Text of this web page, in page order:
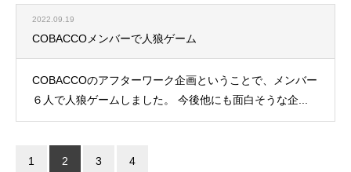
2022.09.19
COBACCOメンバーで人狼ゲーム
COBACCOのアフターワーク企画ということで、メンバー
６人で人狼ゲームしました。 今後他にも面白そうな企...
1 2 3 4